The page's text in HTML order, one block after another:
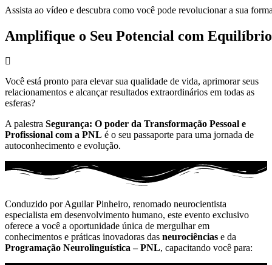
Assista ao vídeo e descubra como você pode revolucionar a sua
Amplifique o Seu Potencial com Equilíbrio
Você está pronto para elevar sua qualidade de vida, aprimorar seus
relacionamentos e alcançar resultados extraordinários em todas as
esferas?
A palestra Segurança: O poder da Transformação Pessoal e
Profissional com a PNL é o seu passaporte para uma jornada de
autoconhecimento e evolução.
Conduzido por Aguilar Pinheiro, renomado neurocientista
especialista em desenvolvimento humano, este evento exclusivo
oferece a você a oportunidade única de mergulhar em
conhecimentos e práticas inovadoras das neurociências e da
Programação Neurolinguística – PNL, capacitando você para: